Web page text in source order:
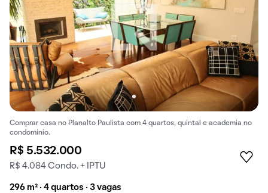
Comprar casa no Planalto Paulista com 4 quartos, quintal e academia no
condomínio.
R$ 5.532.000
R$ 4.084 Condo. + IPTU
296 m² · 4 quartos · 3 vagas